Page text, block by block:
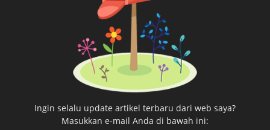
Ingin selalu update artikel terbaru dari web saya?
Masukkan e-mail Anda di bawah ini: